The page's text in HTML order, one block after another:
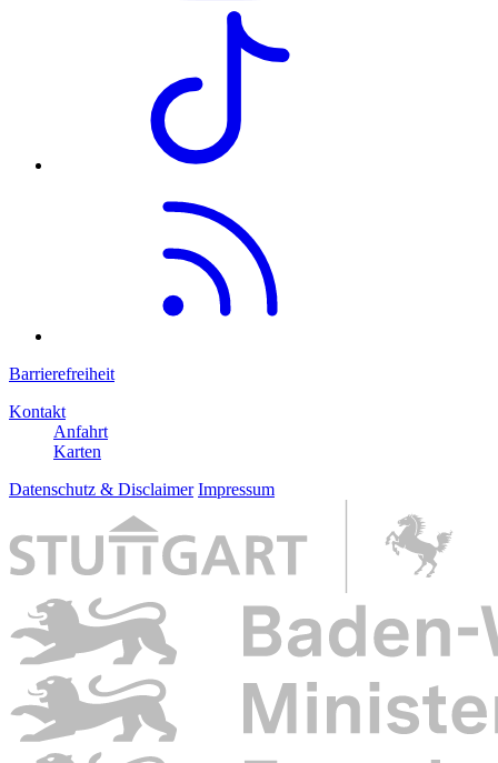
Barrierefreiheit
Kontakt
Anfahrt
Karten
Datenschutz & Disclaimer Impressum